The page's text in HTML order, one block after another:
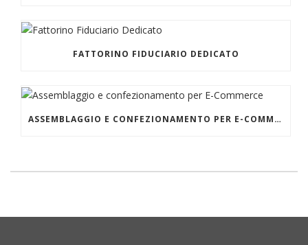
FATTORINO FIDUCIARIO DEDICATO
ASSEMBLAGGIO E CONFEZIONAMENTO PER E-COMMERCE